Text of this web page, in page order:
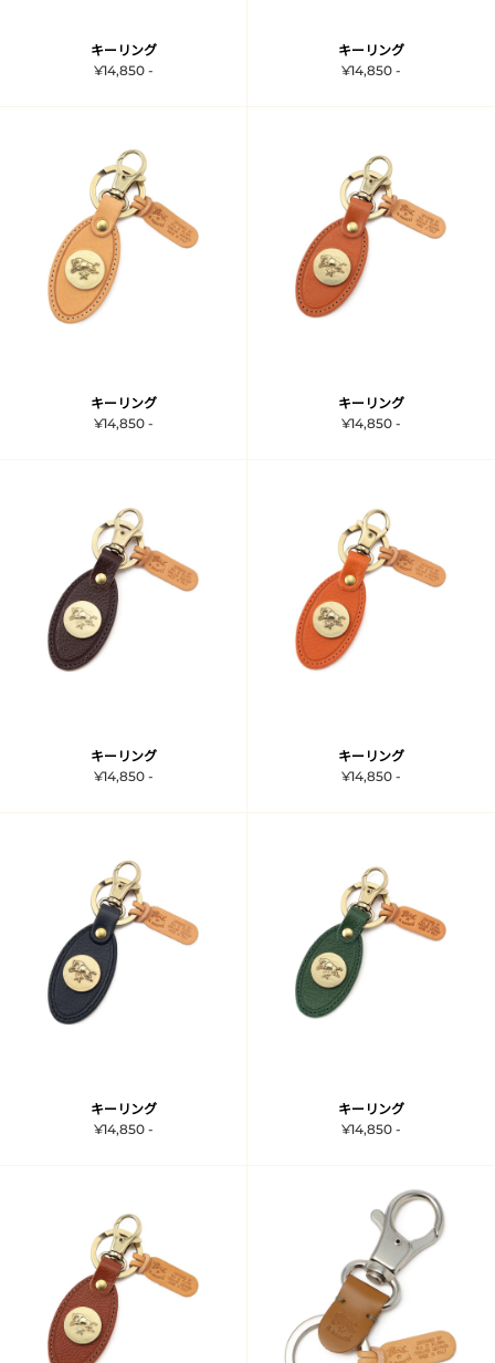
キーリング
¥14,850 -
キーリング
¥14,850 -
キーリング
¥14,850 -
キーリング
¥14,850 -
キーリング
¥14,850 -
キーリング
¥14,850 -
キーリング
¥14,850 -
キーリング
¥14,850 -